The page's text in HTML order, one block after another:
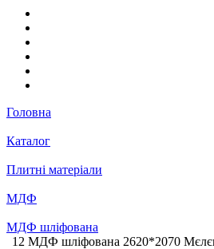
Головна
Каталог
Плитні матеріали
МДФ
МДФ шліфована
12 МДФ шліфована 2620*2070